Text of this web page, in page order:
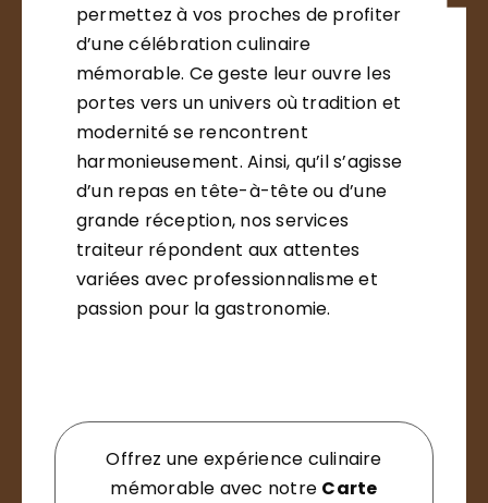
permettez à vos proches de profiter
d’une célébration culinaire
mémorable. Ce geste leur ouvre les
portes vers un univers où tradition et
modernité se rencontrent
harmonieusement. Ainsi, qu’il s’agisse
d’un repas en tête-à-tête ou d’une
grande réception, nos services
traiteur répondent aux attentes
variées avec professionnalisme et
passion pour la gastronomie.
Offrez une expérience culinaire
mémorable avec notre Carte